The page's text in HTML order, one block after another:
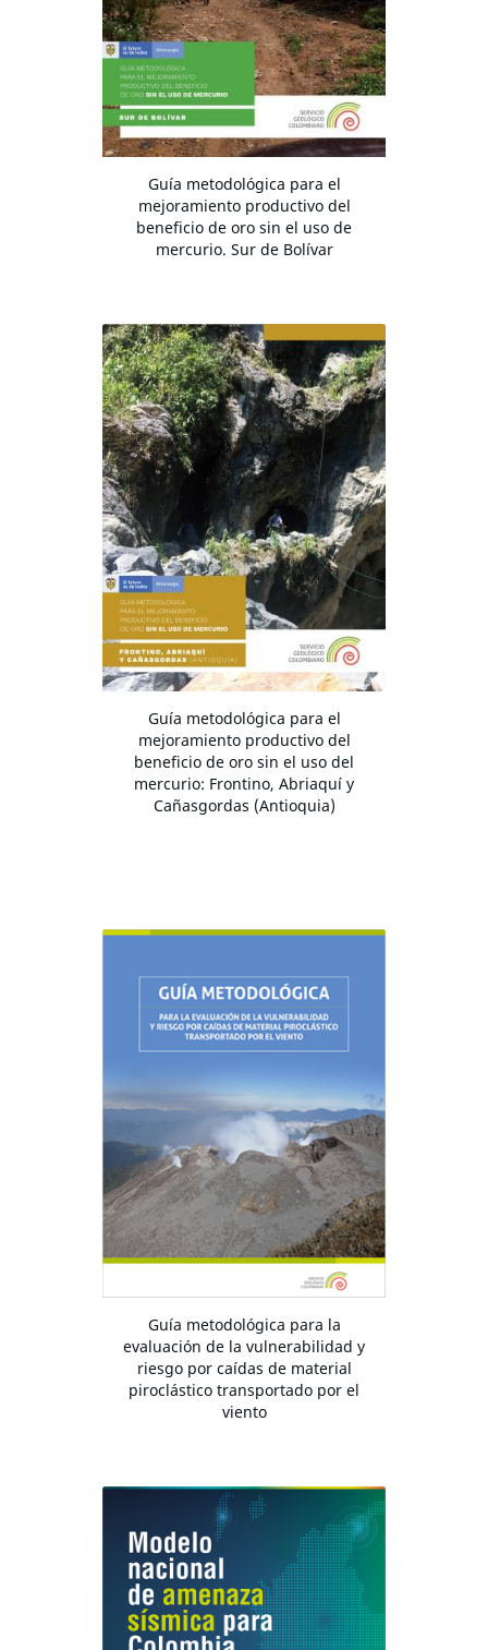
Guía metodológica para el
mejoramiento productivo del
beneficio de oro sin el uso de
mercurio. Sur de Bolívar
Guía metodológica para el
mejoramiento productivo del
beneficio de oro sin el uso del
mercurio: Frontino, Abriaquí y
Cañasgordas (Antioquia)
Guía metodológica para la
evaluación de la vulnerabilidad y
riesgo por caídas de material
piroclástico transportado por el
viento